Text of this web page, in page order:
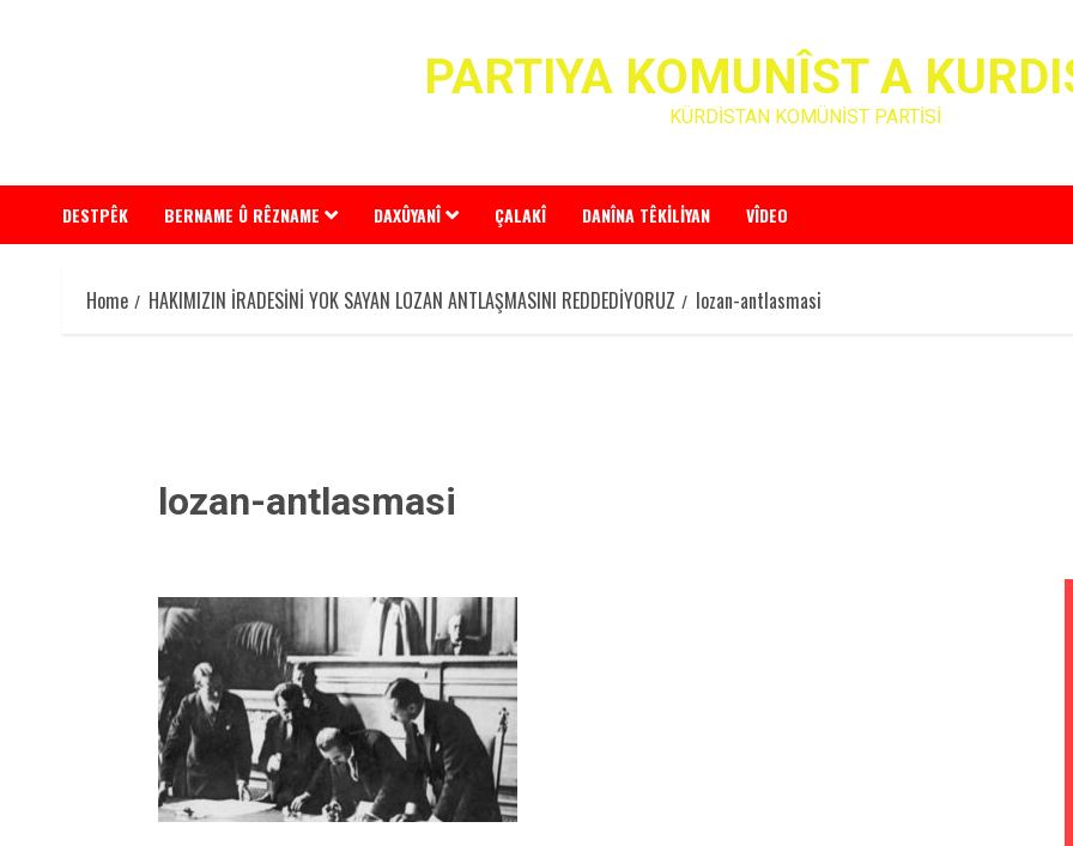
PARTIYA KOMUNÎST A
KÜRDİSTAN KOMÜNİST PARTİSİ
DESTPÊK BERNAME Û RÊZNAME DAXÛYANÎ ÇALAKÎ DANÎNA TÊKILIYAN VÎDEO
Home HAKIMIZIN İRADESİNİ YOK SAYAN LOZAN ANTLAŞMASINI REDDEDİYORUZ lozan-antlasmasi
lozan-antlasmasi